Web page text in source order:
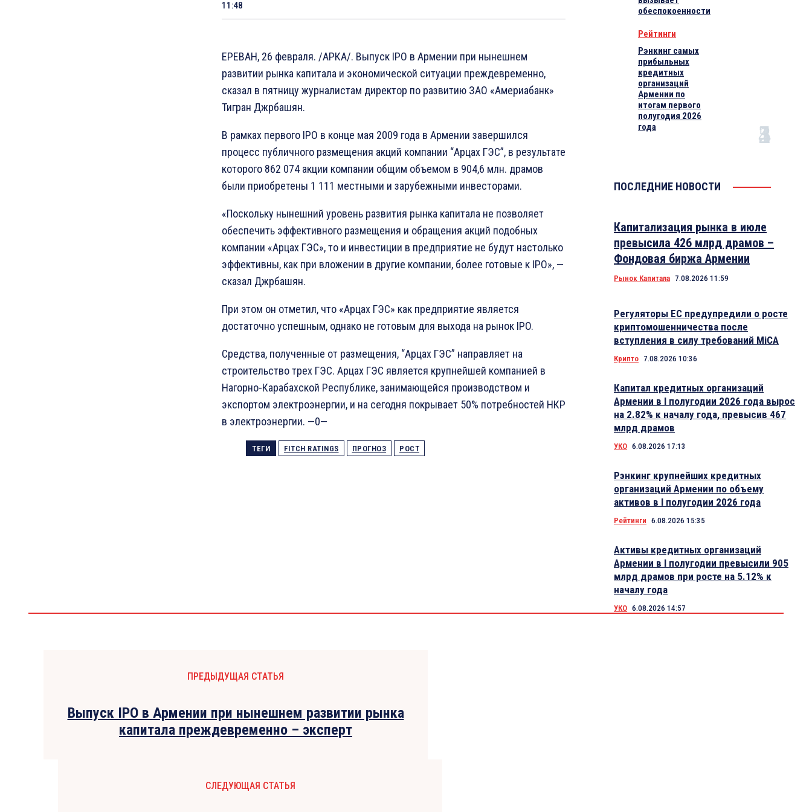
11:48
ЕРЕВАН, 26 февраля. /АРКА/. Выпуск IPO в Армении при нынешнем
развитии рынка капитала и экономической ситуации преждевременно,
сказал в пятницу журналистам директор по развитию ЗАО «Америабанк»
Тигран Джрбашян.
В рамках первого IPO в конце мая 2009 года в Армении завершился
процесс публичного размещения акций компании “Арцах ГЭС”, в результате
которого 862 074 акции компании общим объемом в 904,6 млн. драмов
были приобретены 1 111 местными и зарубежными инвесторами.
«Поскольку нынешний уровень развития рынка капитала не позволяет
обеспечить эффективного размещения и обращения акций подобных
компании «Арцах ГЭС», то и инвестиции в предприятие не будут настолько
эффективны, как при вложении в другие компании, более готовые к IPO», —
сказал Джрбашян.
При этом он отметил, что «Арцах ГЭС» как предприятие является
достаточно успешным, однако не готовым для выхода на рынок IPO.
Средства, полученные от размещения, “Арцах ГЭС” направляет на
строительство трех ГЭС. Арцах ГЭС является крупнейшей компанией в
Нагорно-Карабахской Республике, занимающейся производством и
экспортом электроэнергии, и на сегодня покрывает 50% потребностей НКР
в электроэнергии. —0—
ТЕГИ FITCH RATINGS ПРОГНОЗ РОСТ
обеспокоенности
Рейтинги
Рэнкинг самых
прибыльных
кредитных
организаций
Армении по
итогам первого
полугодия 2026
года
ПОСЛЕДНИЕ НОВОСТИ
Капитализация рынка в июле
превысила 426 млрд драмов –
Фондовая биржа Армении
Рынок Капитала 7.08.2026 11:59
Регуляторы ЕС предупредили о росте
криптомошенничества после
вступления в силу требований MiCA
Крипто 7.08.2026 10:36
Капитал кредитных организаций
Армении в I полугодии 2026 года вырос
на 2.82% к началу года, превысив 467
млрд драмов
УКО 6.08.2026 17:13
Рэнкинг крупнейших кредитных
организаций Армении по объему
активов в I полугодии 2026 года
Рейтинги 6.08.2026 15:35
Активы кредитных организаций
Армении в I полугодии превысили 905
млрд драмов при росте на 5.12% к
началу года
УКО 6.08.2026 14:57
ПРЕДЫДУЩАЯ СТАТЬЯ
Выпуск IPO в Армении при нынешнем развитии рынка
капитала преждевременно – эксперт
СЛЕДУЮЩАЯ СТАТЬЯ